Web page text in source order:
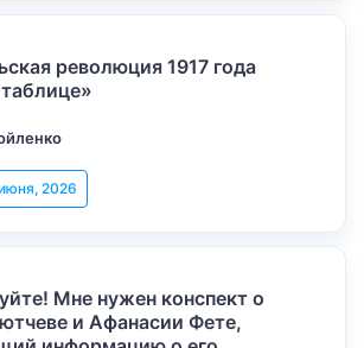
революция 1917 года
2026
Мне нужен конспект о
и Афанасии Фете,